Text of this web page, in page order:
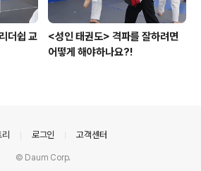
더쉽 교
<성인 태권도> 격파를 잘하려면
어떻게 해야하나요?!
로그인 고객센터
© Daum Corp.